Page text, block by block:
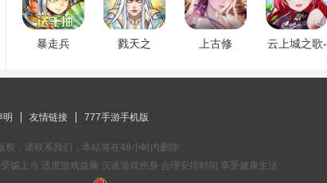
暴走兵
戮天之
上古修
云上城之歌-
明 友情链接 777手游手机版
，请联系我们，本站将在48小时内删除
骗上当 适度游戏益脑 沉迷游戏伤身 合理安排时间 享受健康生活